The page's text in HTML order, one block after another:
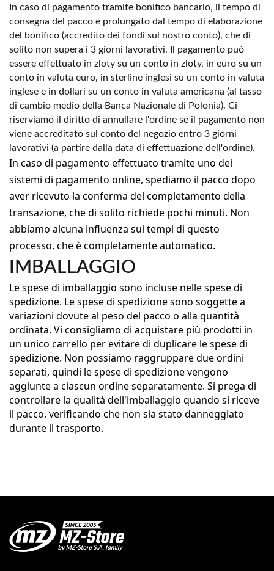
In caso di pagamento tramite bonifico bancario, il tempo di
consegna del pacco è prolungato dal tempo di elaborazione
del bonifico (accredito dei fondi sul nostro conto), che di
solito non supera i 3 giorni lavorativi. Il pagamento può
essere effettuato in zloty su un conto in zloty, in euro su un
conto in valuta euro, in sterline inglesi su un conto in valuta
inglese e in dollari su un conto in valuta americana (al tasso
di cambio medio della Banca Nazionale di Polonia). Ci
riserviamo il diritto di annullare l'ordine se il pagamento non
viene accreditato sul conto del negozio entro 3 giorni
lavorativi (a partire dalla data di effettuazione dell'ordine).
In caso di pagamento effettuato tramite uno dei
sistemi di pagamento online, spediamo il pacco dopo
aver ricevuto la conferma del completamento della
transazione, che di solito richiede pochi minuti. Non
abbiamo alcuna influenza sui tempi di questo
processo, che è completamente automatico.
IMBALLAGGIO
Le spese di imballaggio sono incluse nelle spese di
spedizione. Le spese di spedizione sono soggette a
variazioni dovute al peso del pacco o alla quantità
ordinata. Vi consigliamo di acquistare più prodotti in
un unico carrello per evitare di duplicare le spese di
spedizione. Non possiamo raggruppare due ordini
separati, quindi le spese di spedizione vengono
aggiunte a ciascun ordine separatamente. Si prega di
controllare la qualità dell'imballaggio quando si riceve
il pacco, verificando che non sia stato danneggiato
durante il trasporto.